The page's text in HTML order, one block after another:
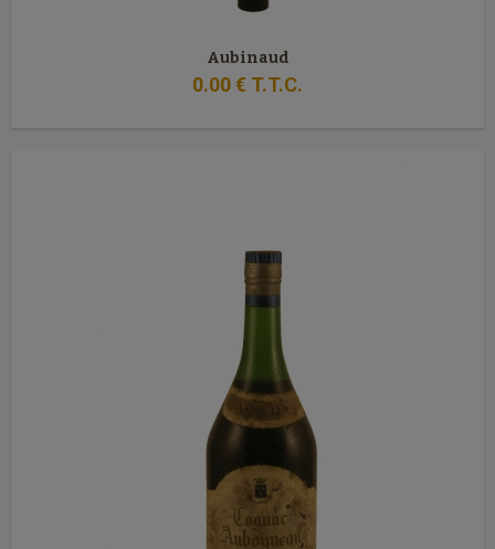
Aubinaud
0.00€ T.T.C.